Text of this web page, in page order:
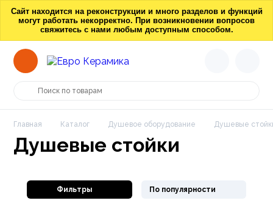
Сайт находится на реконструкции и много разделов и функций
могут работать некорректно. При возникновении вопросов
свяжитесь с нами любым доступным способом.
Главная Каталог Душевое оборудование Душевые
Душевые стойки
Фильтры По популярности